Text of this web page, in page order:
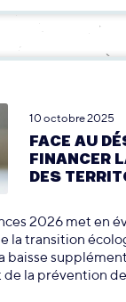
10 octobre 2025
FACE AU
FINANCER
DES
2026 met en
la transition
baisse
la prévention